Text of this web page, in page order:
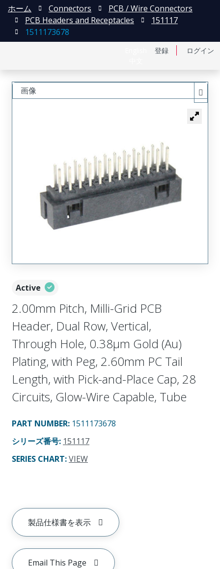
登録 ログイン
ホーム Connectors
PCB / Wire Connectors
PCB Headers and Receptacles
151117
1511173678
Active
2.00mm Pitch, Milli-Grid PCB
Header, Dual Row, Vertical,
Through Hole, 0.38µm Gold (Au)
Plating, with Peg, 2.60mm PC Tail
Length, with Pick-and-Place Cap, 28
Circuits, Glow-Wire Capable, Tube
PART NUMBER: 1511173678
シリーズ番号: 151117
SERIES CHART:VIEW
製品仕様書を表示
Email This Page
画像